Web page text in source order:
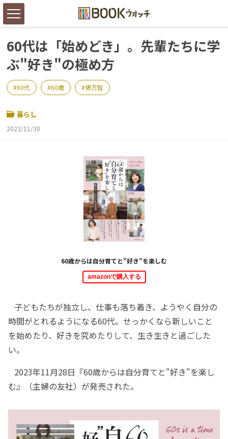
60代は「始めどき」。先輩たちに学
ぶ"好き"の極め方
60代 60歳 俵万智
暮らし
2023/11/30
60歳からは自分育てと"好き"を楽しむ
amazonで購入する
子どもたちが独立し、仕事も落ち着き、ようやく自分の
時間がとれるようになる60代。せっかくなら新しいこと
を始めたり、好きを究めたりして、生き生きと過ごした
い。
2023年11月28日『60歳からは自分育てと"好き"を楽し
む』（主婦の友社）が発売された。